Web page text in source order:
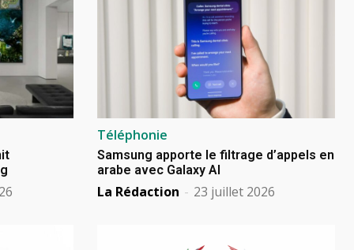
Téléphonie
Samsung apporte le filtrage d’appels en
arabe avec Galaxy AI
La Rédaction - 23 juillet 2026